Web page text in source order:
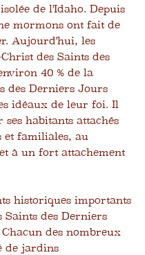
de l'Idaho. Depuis
mormons ont fait de
Aujourd'hui, les
des Saints des
40 % de la
des Derniers Jours
idéaux de leur foi. Il
habitants attachés
et familiales, au
à un fort attachement
historiques importants
Saints des Derniers
des nombreux
de jardins